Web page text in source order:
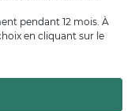
pendant 12 mois. À
en cliquant sur le